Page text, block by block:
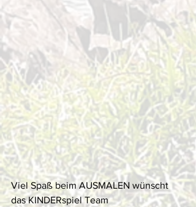
Viel Spaß beim AUSMALEN wünscht
das KINDERspiel Team